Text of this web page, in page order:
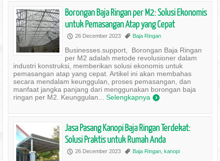
Borongan Baja Ringan per M2: Solusi Ekonomis
untuk Pemasangan Atap yang Cepat
P 26 December 2023 , Baja Ringan
Businesses.support, Borongan Baja Ringan
per M2 adalah metode revolusioner dalam
industri konstruksi, memberikan solusi ekonomis untuk
pemasangan atap yang cepat. Artikel ini akan membahas
secara mendalam keunggulan, proses pemasangan, dan
manfaat jangka panjang dari menggunakan borongan baja
ringan per M2. Keunggulan... Selengkapnya )
Jasa Pasang Kanopi Baja Ringan Terdekat:
Solusi Praktis untuk Rumah Anda
P 26 December 2023 , Baja Ringan, kanopi